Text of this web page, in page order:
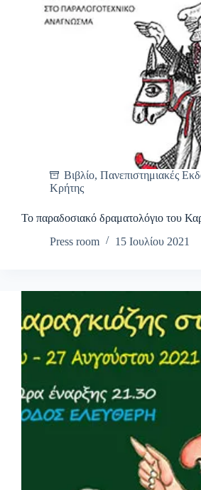
Βιβλίο, Πανεπιστημιακές
Κρήτης
Το παραδοσιακό δραματολόγιο του
Press room
15 Ιουλίου 2021